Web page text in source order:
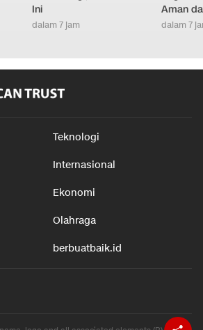
Ini
dalam 7 jam
Aman
dalam 7
Teknologi
Internasional
Ekonomi
Olahraga
berbuatbaik.id